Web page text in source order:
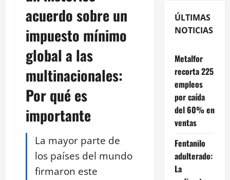
acuerdo sobre un
impuesto mínimo
global a las
multinacionales:
Por qué es
importante
La mayor parte de
los países del mundo
firmaron este
ÚLTIMAS
NOTICIAS
Metalfor
recorta 225
empleos
por caída
del 60% en
ventas
Fentanilo
adulterado:
La